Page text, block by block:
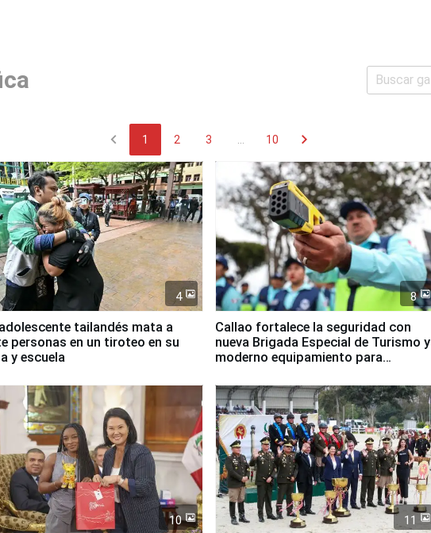
chevron_left 1 2 3 10 chevron_right
4
tailandés mata a
personas en un tiroteo en su
y escuela
8
Callao fortalece la seguridad con
nueva Brigada Especial de Turismo y
moderno equipamiento para
10 11